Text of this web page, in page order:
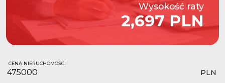
Wysokość raty
2,697 PLN
CENA NIERUCHOMOŚCI
PLN